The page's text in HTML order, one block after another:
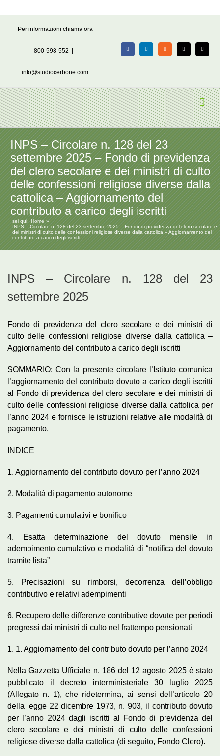
Per informazioni chiama ora
800-598-552
info@studiocerbone.com
FacebookLinkedIn Rss X Email
INPS – Circolare n. 128 del 23
settembre 2025 – Fondo di previdenza
del clero secolare e dei ministri di culto
delle confessioni religiose diverse dalla
cattolica – Aggiornamento del
contributo a carico degli iscritti
sei qui: Home
INPS – Circolare n. 128 del 23 settembre 2025 – Fondo di previdenza del clero secolare e
dei ministri di culto delle confessioni religiose diverse dalla cattolica – Aggiornamento del
contributo a carico degli iscritti
INPS – Circolare n. 128 del 23
settembre 2025
Fondo di previdenza del clero secolare e dei ministri di
culto delle confessioni religiose diverse dalla cattolica –
Aggiornamento del contributo a carico degli iscritti
SOMMARIO: Con la presente circolare l’Istituto comunica
l’aggiornamento del contributo dovuto a carico degli iscritti
al Fondo di previdenza del clero secolare e dei ministri di
culto delle confessioni religiose diverse dalla cattolica per
l’anno 2024 e fornisce le istruzioni relative alle modalità di
pagamento.
INDICE
1. Aggiornamento del contributo dovuto per l’anno 2024
2. Modalità di pagamento autonome
3. Pagamenti cumulativi e bonifico
4. Esatta determinazione del dovuto mensile in
adempimento cumulativo e modalità di “notifica del dovuto
tramite lista”
5. Precisazioni su rimborsi, decorrenza dell’obbligo
contributivo e relativi adempimenti
6. Recupero delle differenze contributive dovute per periodi
pregressi dai ministri di culto nel frattempo pensionati
1. 1. Aggiornamento del contributo dovuto per l’anno 2024
Nella Gazzetta Ufficiale n. 186 del 12 agosto 2025 è stato
pubblicato il decreto interministeriale 30 luglio 2025
(Allegato n. 1), che ridetermina, ai sensi dell’articolo 20
della legge 22 dicembre 1973, n. 903, il contributo dovuto
per l’anno 2024 dagli iscritti al Fondo di previdenza del
clero secolare e dei ministri di culto delle confessioni
religiose diverse dalla cattolica (di seguito, Fondo Clero).